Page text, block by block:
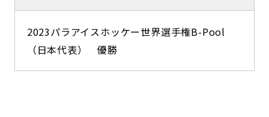
2023パラアイスホッケー世界選手権B-Pool
（日本代表） 優勝